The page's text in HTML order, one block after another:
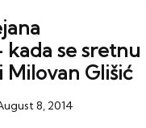
se sretnu
Milovan Glišić
8, 2014